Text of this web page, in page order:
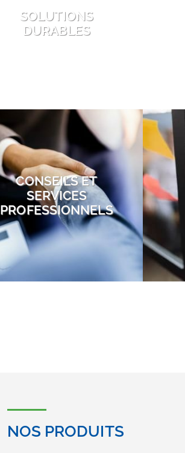
SOLUTIONS
DURABLES
CONSEILS ET
SERVICES
PROFESSIONNELS
NOS PRODUITS